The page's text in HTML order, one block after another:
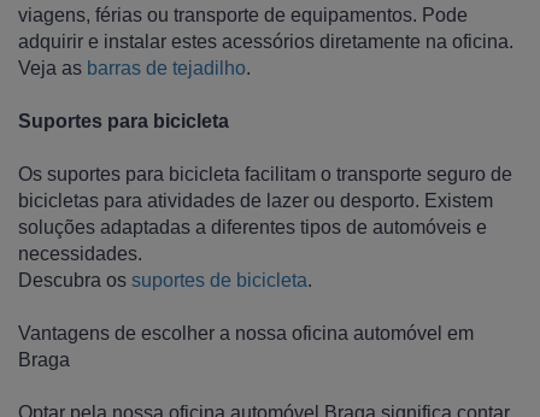
viagens, férias ou transporte de equipamentos. Pode
adquirir e instalar estes acessórios diretamente na oficina.
Veja as barras de tejadilho.
Suportes para bicicleta
Os suportes para bicicleta facilitam o transporte seguro de
bicicletas para atividades de lazer ou desporto. Existem
soluções adaptadas a diferentes tipos de automóveis e
necessidades.
Descubra os suportes de bicicleta.
Vantagens de escolher a nossa oficina automóvel em
Braga
Optar pela nossa oficina automóvel Braga significa contar